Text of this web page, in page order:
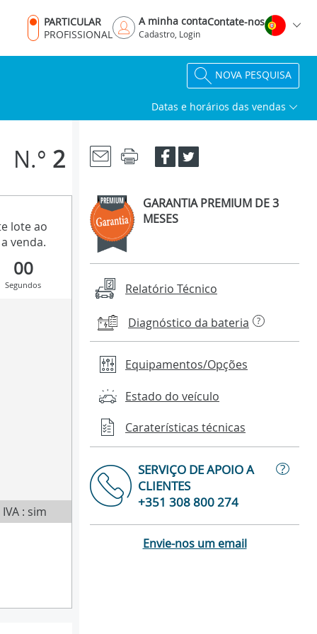
PARTICULAR
PROFISSIONAL
A minha conta
Cadastro, Login
Contate-nos
NOVA PESQUISA
Datas e horários das vendas
N.° 2
lote ao
venda.
00
Segundos
IVA : sim
GARANTIA PREMIUM DE 3
MESES
Relatório Técnico
Diagnóstico da bateria ?
Equipamentos/Opções
Estado do veículo
Caraterísticas técnicas
SERVIÇO DE APOIO A
CLIENTES
?
+351 308 800 274
Envie-nos um email